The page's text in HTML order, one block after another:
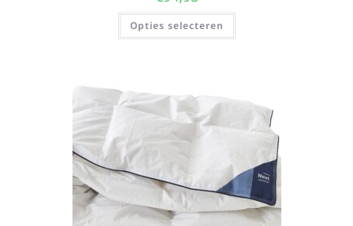
Opties selecteren